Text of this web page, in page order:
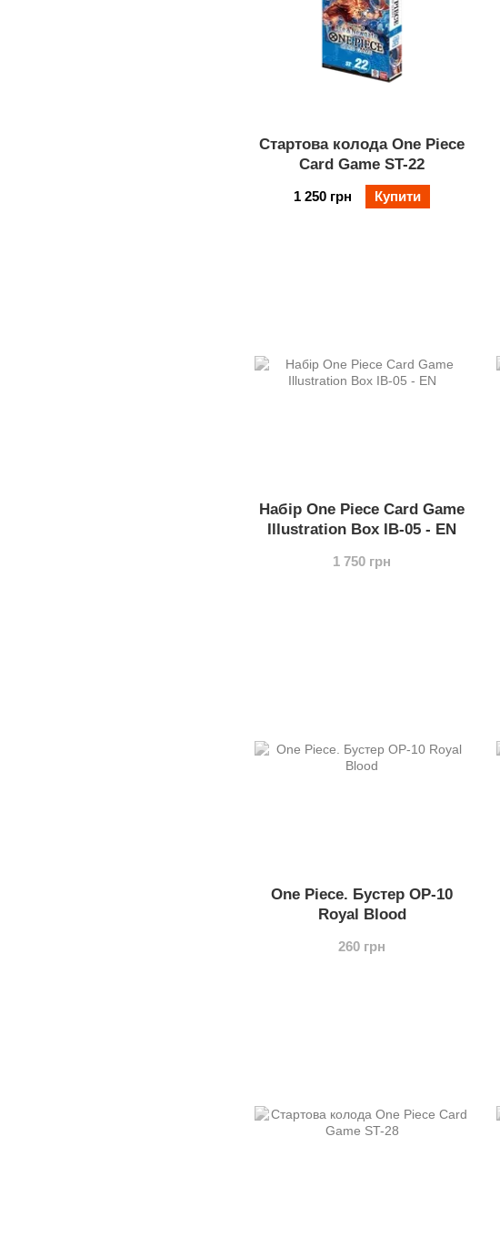
Стартова колода One Piece
Card Game ST-22
1 250 грн Купити
Набір One Piece Card Game
Illustration Box IB-05 - EN
1 750 грн
One Piece. Бустер OP-10
Royal Blood
260 грн